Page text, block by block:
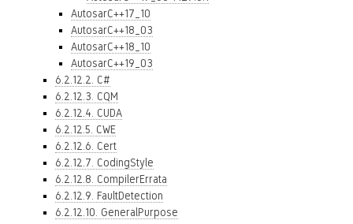
AutosarC++17_10
AutosarC++18_03
AutosarC++18_10
AutosarC++19_03
6.2.12.2. C#
6.2.12.3. CQM
6.2.12.4. CUDA
6.2.12.5. CWE
6.2.12.6. Cert
6.2.12.7. CodingStyle
6.2.12.8. CompilerErrata
6.2.12.9. FaultDetection
6.2.12.10. GeneralPurpose